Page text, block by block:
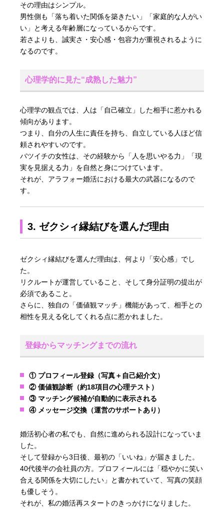
その理由はシンプル。
男性側も「落ち着いた関係を築きたい」「家庭的な人がい
い」と考える年齢層になっているからです。
若さよりも、誠実さ・安心感・包容力が重視されるように
なるのです。
心理学的に見た“成熟した魅力”
心理学の観点では、人は「自己確立」した相手に惹かれる
傾向があります。
つまり、自分の人生に責任を持ち、自立している人ほど信
頼されやすいのです。
バツイチの女性は、その経験から「人を思いやる力」「現
実を見据える力」を自然と身につけています。
それが、アラフォー婚活における最大の武器になるので
す。
3. ゼクシィ縁結びを選んだ理由
ゼクシィ縁結びを選んだ理由は、何より「安心感」でし
た。
リクルートが運営していること、そして身分証明の提出が
必須であること。
さらに、独自の「価値観マッチ」機能があって、相手との
相性を見える化してくれる点に惹かれました。
登録からマッチングまでの流れ
① プロフィール登録（写真＋自己紹介文）
② 価値観診断（約18項目の心理テスト）
③ マッチング候補が自動的に表示される
④ メッセージ交換（運営のサポートあり）
婚活初心者の私でも、自然に進められる設計になっていま
した。
そして登録から3日後、最初の「いいね」が届きました。
40代後半の会社員の方。プロフィールには「穏やかに笑い
合える関係を大切にしたい」と書かれていて、写真の笑顔
も優しそう。
それが、私の婚活再スタートのきっかけになりました。